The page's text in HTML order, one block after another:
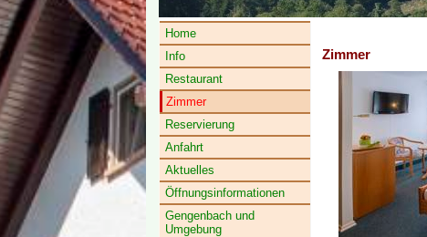
Home
Info
Restaurant
Zimmer
Reservierung
Anfahrt
Aktuelles
Öffnungsinformationen
Gengenbach und
Umgebung
Zimmer